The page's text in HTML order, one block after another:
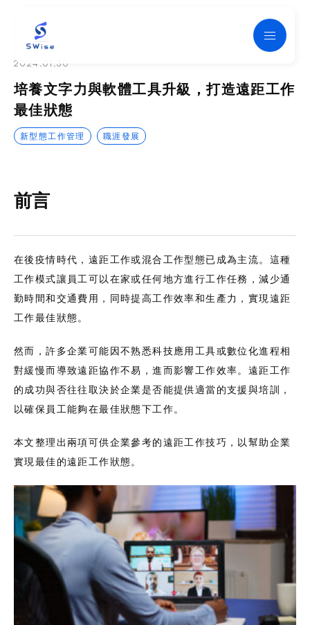
2024.01.30
培養文字力與軟體工具升級，打造遠距工作
最佳狀態
新型態工作管理 職涯發展
前言
在後疫情時代，遠距工作或混合工作型態已成為主流。這種
工作模式讓員工可以在家或任何地方進行工作任務，減少通
勤時間和交通費用，同時提高工作效率和生產力，實現遠距
工作最佳狀態。
然而，許多企業可能因不熟悉科技應用工具或數位化進程相
對緩慢而導致遠距協作不易，進而影響工作效率。遠距工作
的成功與否往往取決於企業是否能提供適當的支援與培訓，
以確保員工能夠在最佳狀態下工作。
本文整理出兩項可供企業參考的遠距工作技巧，以幫助企業
實現最佳的遠距工作狀態。